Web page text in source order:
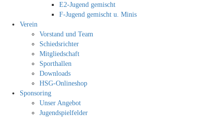
E2-Jugend gemischt
F-Jugend gemischt u. Minis
Verein
Vorstand und Team
Schiedsrichter
Mitgliedschaft
Sporthallen
Downloads
HSG-Onlineshop
Sponsoring
Unser Angebot
Jugendspielfelder